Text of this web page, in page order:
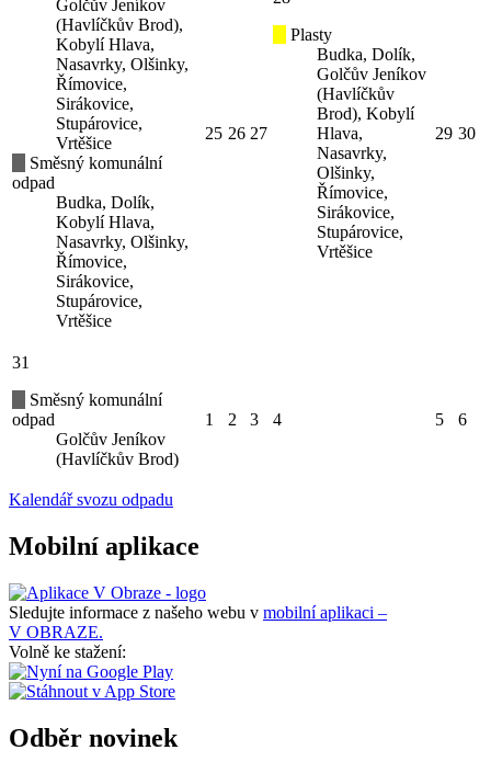
Golčův Jeníkov
(Havlíčkův Brod),
Kobylí Hlava,
Nasavrky, Olšinky,
Římovice,
Sirákovice,
Stupárovice,
Vrtěšice
Směsný komunální
odpad
Budka, Dolík,
Kobylí Hlava,
Nasavrky, Olšinky,
Římovice,
Sirákovice,
Stupárovice,
Vrtěšice
25 26 27
Plasty
Budka, Dolík,
Golčův Jeníkov
(Havlíčkův
Brod), Kobylí
Hlava,
Nasavrky,
Olšinky,
Římovice,
Sirákovice,
Stupárovice,
Vrtěšice
29 30
31
Směsný komunální
odpad
Golčův Jeníkov
(Havlíčkův Brod)
1 2 3 4 5 6
Kalendář svozu odpadu
Mobilní aplikace
Sledujte informace z našeho webu v mobilní aplikaci –
V OBRAZE.
Volně ke stažení:
Odběr novinek